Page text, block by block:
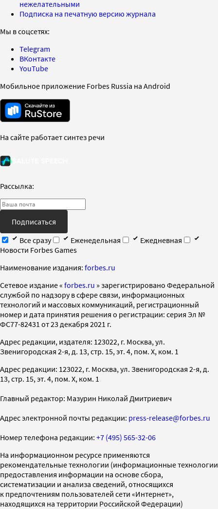
нежелательными
Подписка на печатную версию журнала
Мы в соцсетях:
Telegram
ВКонтакте
YouTube
Мобильное приложение Forbes Russia на Android
На сайте работает синтез речи
Рассылка:
Подписаться
Все сразу
Еженедельная
Ежедневная
Новости Forbes Games
Наименование издания: forbes.ru
Cетевое издание « forbes.ru » зарегистрировано Федеральной
службой по надзору в сфере связи, информационных
технологий и массовых коммуникаций, регистрационный
номер и дата принятия решения о регистрации: серия Эл №
ФС77-82431 от 23 декабря 2021 г.
Адрес редакции, издателя: 123022, г. Москва, ул.
Звенигородская 2-я, д. 13, стр. 15, эт. 4, пом. X, ком. 1
Адрес редакции: 123022, г. Москва, ул. Звенигородская 2-я, д.
13, стр. 15, эт. 4, пом. X, ком. 1
Главный редактор: Мазурин Николай Дмитриевич
Адрес электронной почты редакции: press-release@forbes.ru
Номер телефона редакции: +7 (495) 565-32-06
На информационном ресурсе применяются
рекомендательные технологии (информационные технологии
предоставления информации на основе сбора,
систематизации и анализа сведений, относящихся
к предпочтениям пользователей сети «Интернет»,
находящихся на территории Российской Федерации)